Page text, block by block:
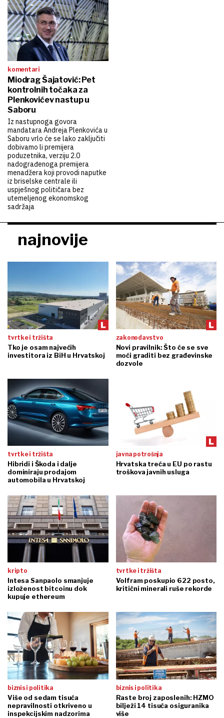
komentari
Miodrag Šajatović: Pet
kontrolnih točaka za
Plenkovićev nastup u
Saboru
Iz nastupnoga govora
mandatara Andreja Plenkovića u
Saboru vrlo će se lako zaključiti
dobivamo li premijera
poduzetnika, verziju 2.0
nadograđenoga premijera
menadžera koji provodi naputke
iz briselske centrale ili
uspješnog političara bez
utemeljenog ekonomskog
sadržaja
najnovije
tvrtke i tržišta
Tko je osam najvećih
investitora iz BiH u Hrvatskoj
zakonodavstvo
Novi pravilnik: Što će se sve
moći graditi bez građevinske
dozvole
tvrtke i tržišta
Hibridi i Škoda i dalje
dominiraju prodajom
automobila u Hrvatskoj
javna potrošnja
Hrvatska treća u EU po rastu
troškova javnih usluga
kripto
Intesa Sanpaolo smanjuje
izloženost bitcoinu dok
kupuje ethereum
tvrtke i tržišta
Volfram poskupio 622 posto,
kritični minerali ruše rekorde
biznis i politika
Više od sedam tisuća
nepravilnosti otkriveno u
inspekcijskim nadzorima
biznis i politika
Raste broj zaposlenih: HZMO
bilježi 14 tisuća osiguranika
više